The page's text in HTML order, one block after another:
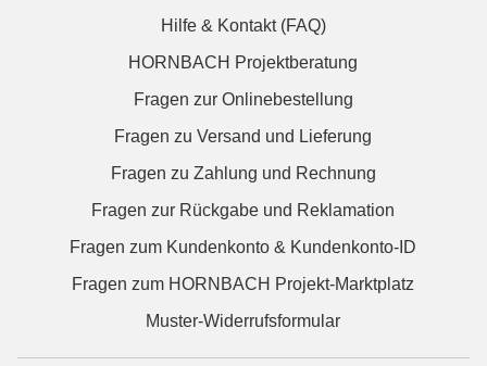
Hilfe & Kontakt (FAQ)
HORNBACH Projektberatung
Fragen zur Onlinebestellung
Fragen zu Versand und Lieferung
Fragen zu Zahlung und Rechnung
Fragen zur Rückgabe und Reklamation
Fragen zum Kundenkonto & Kundenkonto-ID
Fragen zum HORNBACH Projekt-Marktplatz
Muster-Widerrufsformular